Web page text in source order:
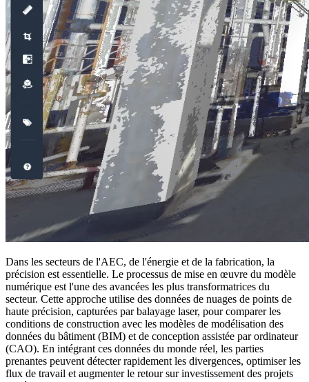
Dans les secteurs de l'AEC, de l'énergie et de la fabrication, la
précision est essentielle. Le processus de mise en œuvre du modèle
numérique est l'une des avancées les plus transformatrices du
secteur. Cette approche utilise des données de nuages de points de
haute précision, capturées par balayage laser, pour comparer les
conditions de construction avec les modèles de modélisation des
données du bâtiment (BIM) et de conception assistée par ordinateur
(CAO). En intégrant ces données du monde réel, les parties
prenantes peuvent détecter rapidement les divergences, optimiser les
flux de travail et augmenter le retour sur investissement des projets